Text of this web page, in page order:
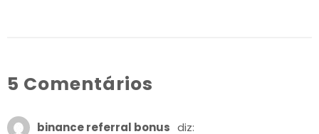
5 Comentários
binance referral bonus diz: